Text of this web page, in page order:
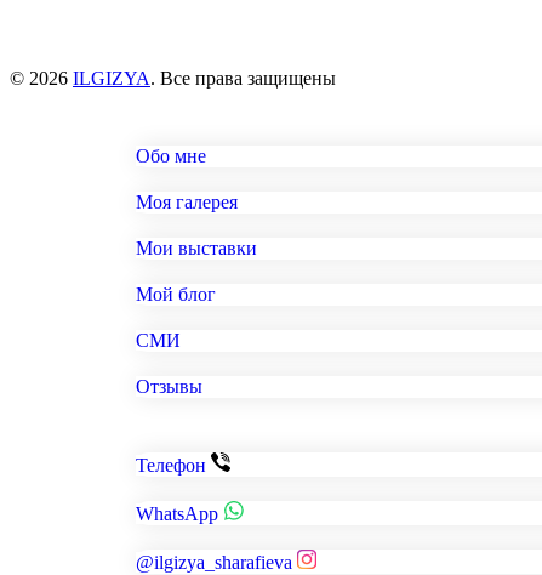
© 2026 ILGIZYA. Все права защищены
Обо мне
Моя галерея
Мои выставки
Мой блог
СМИ
Отзывы
Телефон
WhatsApp
@ilgizya_sharafieva